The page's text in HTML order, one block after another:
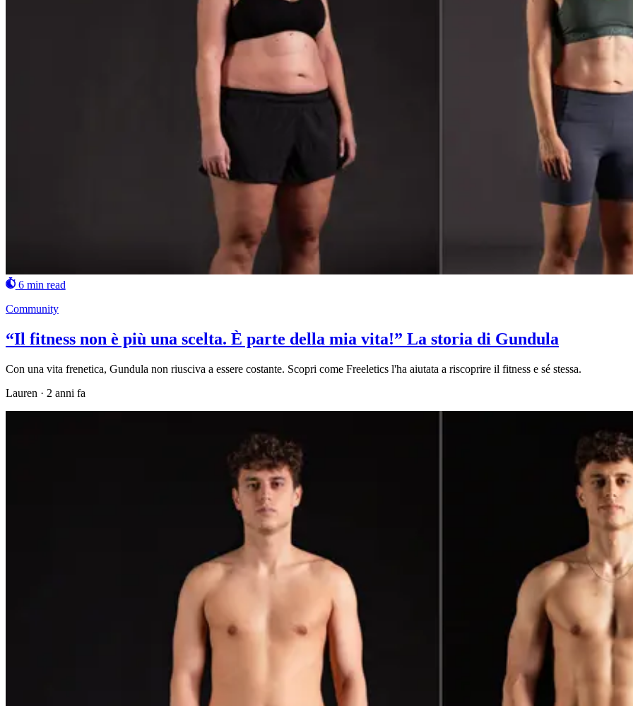
6 min read
Community
“Il fitness non è più una scelta. È parte della mia vita!” La storia di Gundula
Con una vita frenetica, Gundula non riusciva a essere costante. Scopri come Freeletics l'ha aiutata a riscoprire il fitness e sé stessa.
Lauren · 2 anni fa